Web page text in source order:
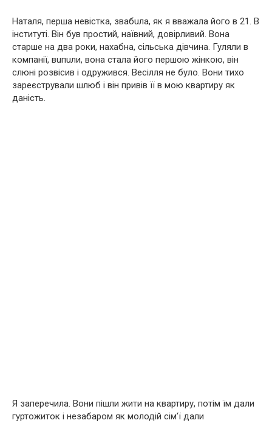
Наталя, перша невістка, звaбuла, як я вважала його в 21. В
інституті. Він був простий, наївний, довірливий. Вона
старше на два роки, нахабна, сільська дівчина. Гуляли в
компанії, вuпuли, вона стала його першою жінкою, він
cлюні розвісив і одружився. Весілля не було. Вони тихо
зареєстрували шлюб і він привів її в мою квартиру як
даність.
Я заперечила. Вони пішли жити на квартиру, потім їм дали
гуртожиток і незабаром як молодій сім’ї дали